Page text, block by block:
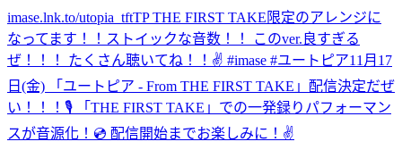
imase.lnk.to/utopia_tftTP THE FIRST TAKE限定のアレンジに
なってます！！ストイックな音数！！ このver.良すぎる
ぜ！！！ たくさん聴いてね！！✌️ #imase #ユートピア11月17
日(金) 「ユートピア - From THE FIRST TAKE」配信決定だぜ
い！！！🎙 「THE FIRST TAKE」での一発録りパフォーマン
スが音源化！💿 配信開始までお楽しみに！✌️